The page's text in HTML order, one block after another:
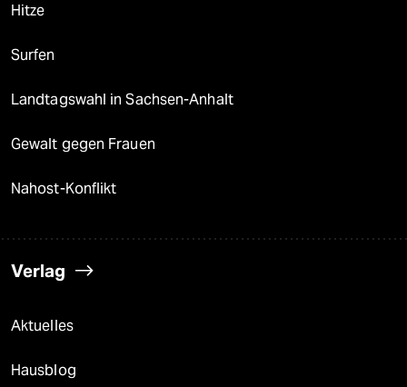
Hitze
Surfen
Landtagswahl in Sachsen-Anhalt
Gewalt gegen Frauen
Nahost-Konflikt
Verlag
Aktuelles
Hausblog